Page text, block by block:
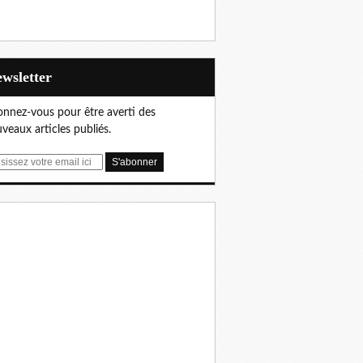
vous pour être averti des
articles publiés.